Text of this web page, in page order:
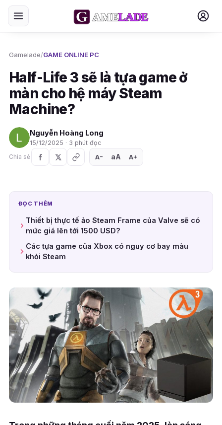
Gamelade/GAME ONLINE PC
Half-Life 3 sẽ là tựa game ở
màn cho hệ máy Steam
Machine?
Nguyễn Hoàng Long
15/12/2025 · 3 phút đọc
Chia sẻ
A− aA A+
ĐỌC THÊM
Thiết bị thực tế ảo Steam Frame của Valve sẽ có
mức giá lên tới 1500 USD?
Các tựa game của Xbox có nguy cơ bay màu
khỏi Steam